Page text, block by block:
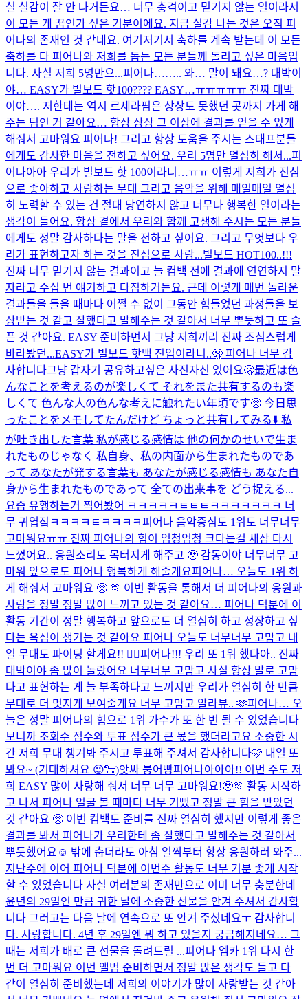
실 실감이 잘 안 나거든요… 너무 충격이고 믿기지 않는 일이라서
이 모든 게 꿈인가 싶은 기분이에요. 지금 실감 나는 것은 오직 피
어나의 존재인 것 같네요. 여기저기서 축하를 계속 받는데 이 모든
축하를 다 피어나와 저희를 돕는 모든 분들께 돌리고 싶은 마음입
니다. 사실 저희 5명만으...피어나…….. 와… 말이 돼요…? 대박이
야… EASY가 빌보드 핫100???? EASY…ㅠㅠㅠㅠㅠ 진짜 대박
이야…. 저한테는 역시 르세라핌은 상상도 못했던 곳까지 가게 해
주는 팀인 거 같아요… 항상 상상 그 이상에 결과를 얻을 수 있게
해줘서 고마워요 피어나! 그리고 항상 도움을 주시는 스태프분들
에게도 감사한 마음을 전하고 싶어요. 우리 5명만 열심히 해서...피
어나아아 우리가 빌보드 핫 100이라니…ㅠㅠ 이렇게 저희가 진심
으로 좋아하고 사랑하는 무대 그리고 음악을 위해 매일매일 열심
히 노력할 수 있는 건 절대 당연하지 않고 너무나 행복한 일이라는
생각이 들어요. 항상 곁에서 우리와 함께 고생해 주시는 모든 분들
에게도 정말 감사하다는 말을 전하고 싶어요. 그리고 무엇보다 우
리가 표현하고자 하는 것을 진심으로 사랑...빌보드 HOT100..!!!
진짜 너무 믿기지 않는 결과이고 늘 컴백 전에 결과에 연연하지 말
자라고 수십 번 얘기하고 다짐하거든요. 근데 이렇게 매번 놀라운
결과들을 들을 때마다 어쩔 수 없이 그동안 힘들었던 과정들을 보
상받는 것 같고 잘했다고 말해주는 것 같아서 너무 뿌듯하고 또 슬
픈 것 같아요. EASY 준비하면서 그냥 저희끼리 진짜 조심스럽게
바라봤던...EASY가 빌보드 핫백 진입이라니..🫢 피어나 너무 감
사합니다그냥 갑자기 공유하고싶은 사진자신 있어요🫢最近は色
んなことを考えるのが楽しくて それをまた共有するのも楽
しくて 色んな人の色んな考えに触れたい年頃です🥺 今日思
ったことをメモしてたんだけど ちょっと共有してみる⬇️ 私
が吐き出した言葉 私が感じる感情は 他の何かのせいで生ま
れたものじゃなく 私自身、私の内面から生まれたものであ
って あなたが発する言葉も あなたが感じる感情も あなた自
身から生まれたものであって 全ての出来事を どう捉える...
요즘 유행하는거 찍어봤어 ㅋㅋㅋㅋㅋㅌㅌㅌㅋㅋㅋㅋㅋㅋㅋ 너
무 귀엽짘ㅋㅋㅋㅋㅌㅋㅋㅋㅋ피어나 음악중심도 1위도 너무너무
고마워요ㅠㅠ 진짜 피어나의 힘이 엄청엄청 크다는걸 새삼 다시
느꼈어요.. 응원소리도 목터지게 해주고 🥹 감동이야 너무너무 고
마워 앞으로도 피어나 행복하게 해줄게요피어나… 오늘도 1위 하
게 해줘서 고마워요 🥺 🫶 이번 활동을 통해서 더 피어나의 응원과
사랑을 정말 정말 많이 느끼고 있는 것 같아요… 피어나 덕분에 이
활동 기간이 정말 행복하고 앞으로도 더 열심히 하고 성장하고 싶
다는 욕심이 생기는 것 같아요 피어나 오늘도 너무너무 고맙고 내
일 무대도 파이팅 할게요!! ❤️‍🔥피어나!!! 우리 또 1위 했다아.. 진짜
대박이야 좀 많이 놀랐어요 너무너무 고맙고 사실 항상 말로 고맙
다고 표현하는 게 늘 부족하다고 느끼지만 우리가 열심히 한 만큼
무대로 더 멋지게 보여줄게요 너무 고맙고 알라뷰.. 🫶피어나… 오
늘은 정말 피어나의 힘으로 1위 가수가 또 한 번 될 수 있었습니다
보니까 조회수 점수와 투표 점수가 큰 몫을 했더라고요 소중한 시
간 저희 무대 챙겨봐 주시고 투표해 주셔서 감사합니다🩷 내일 또
봐요~ (기대하셔요 😉🐑)앗싸 붕어빵피어나아아아!! 이번 주도 저
희 EASY 많이 사랑해 줘서 너무 너무 고마워요!🥹🫶 활동 시작하
고 나서 피어나 얼굴 볼 때마다 너무 기뻤고 정말 큰 힘을 받았던
것 같아요 🥺 이번 컴백도 준비를 진짜 열심히 했지만 이렇게 좋은
결과를 봐서 피어나가 우리한테 좀 잘했다고 말해주는 것 같아서
뿌듯했어요☺️ 밖에 춥더라도 아침 일찍부터 항상 응원하러 와주...
지난주에 이어 피어나 덕분에 이번주 활동도 너무 기분 좋게 시작
할 수 있었습니다 사실 여러분의 존재만으로 이미 너무 충분한데
윤년의 29일인 만큼 귀한 날에 소중한 선물을 안겨 주셔서 감사합
니다 그러고는 다음 날에 연속으로 또 안겨 주셨네요ㅜ 감사합니
다. 사랑합니다. 4년 후 29일엔 뭐 하고 있을지 궁금해지네요… 그
때는 저희가 배로 큰 선물을 돌려드릴 ...피어나 엠카 1위 다시 한
번 더 고마워요 이번 앨범 준비하면서 정말 많은 생각도 들고 다
같이 열심히 준비했는데 저희의 이야기가 많이 사랑받는 것 같아